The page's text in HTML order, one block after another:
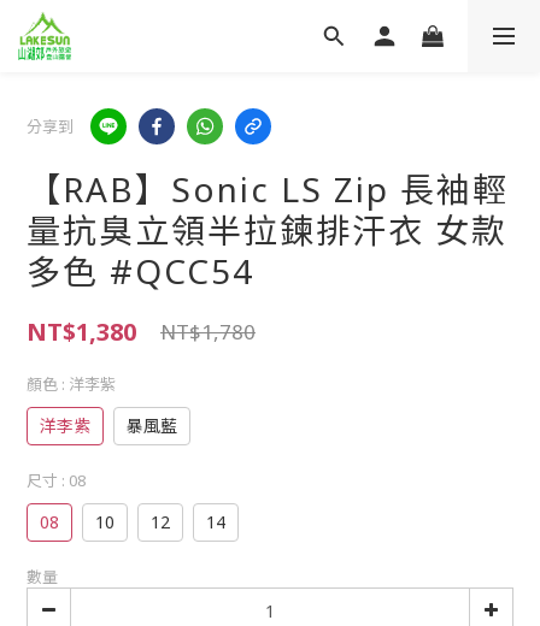
分享到
【RAB】Sonic LS Zip 長袖輕
量抗臭立領半拉鍊排汗衣 女款
多色 #QCC54
NT$1,380 NT$1,780
顏色 : 洋李紫
洋李紫 暴風藍
尺寸 : 08
08 10 12 14
數量